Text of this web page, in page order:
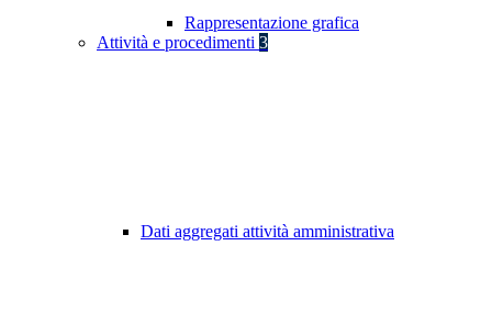
Rappresentazione grafica
Attività e procedimenti 3
Dati aggregati attività amministrativa